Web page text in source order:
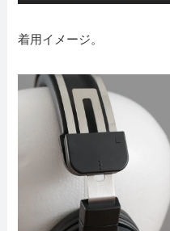
着用イメージ。